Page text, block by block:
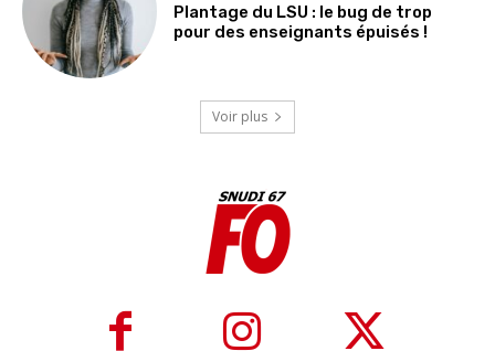
Plantage du LSU : le bug de trop
pour des enseignants épuisés !
Voir plus